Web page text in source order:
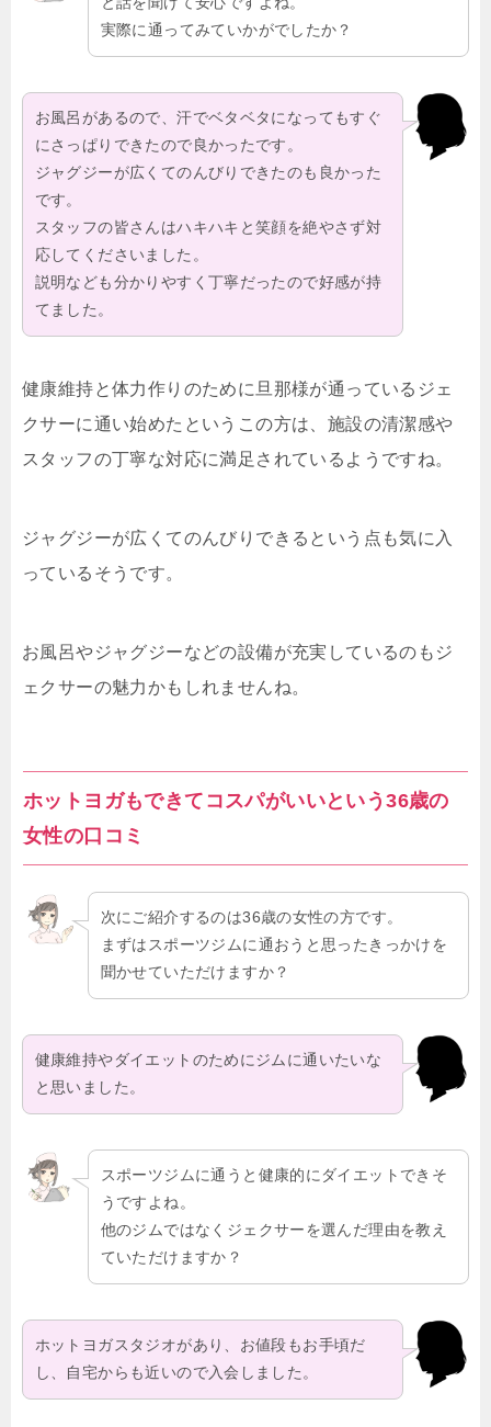
実際に通ってみていかがでしたか？
お風呂があるので、汗でベタベタになってもすぐ
にさっぱりできたので良かったです。
ジャグジーが広くてのんびりできたのも良かった
です。
スタッフの皆さんはハキハキと笑顔を絶やさず対
応してくださいました。
説明なども分かりやすく丁寧だったので好感が持
てました。
健康維持と体力作りのために旦那様が通っているジェ
クサーに通い始めたというこの方は、施設の清潔感や
スタッフの丁寧な対応に満足されているようですね。
ジャグジーが広くてのんびりできるという点も気に入
っているそうです。
お風呂やジャグジーなどの設備が充実しているのもジ
ェクサーの魅力かもしれませんね。
ホットヨガもできてコスパがいいという36歳の
女性の口コミ
次にご紹介するのは36歳の女性の方です。
まずはスポーツジムに通おうと思ったきっかけを
聞かせていただけますか？
健康維持やダイエットのためにジムに通いたいな
と思いました。
スポーツジムに通うと健康的にダイエットできそ
うですよね。
他のジムではなくジェクサーを選んだ理由を教え
ていただけますか？
ホットヨガスタジオがあり、お値段もお手頃だ
し、自宅からも近いので入会しました。